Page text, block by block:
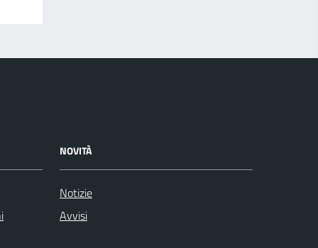
NOVITÀ
Notizie
Avvisi